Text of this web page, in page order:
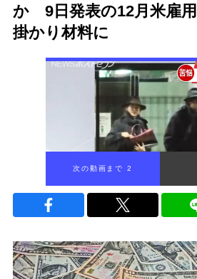
か 9日発表の12月米雇
掛かり材料に
次の動画まで 1